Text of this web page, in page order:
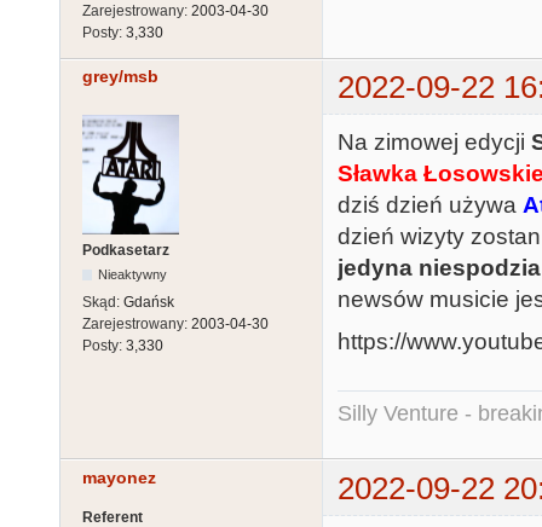
Zarejestrowany: 2003-04-30
Posty: 3,330
grey/msb 2022-09-22
Podkasetarz
Nieaktywny
Skąd: Gdańsk
Zarejestrowany: 2003-04-30
Posty: 3,330
Na zimowej edycji
Sławka
dziś dzień używa
dzień wizyty
jedyna
newsów musicie
https://
Silly Venture -
mayonez 2022-09-22
Referent